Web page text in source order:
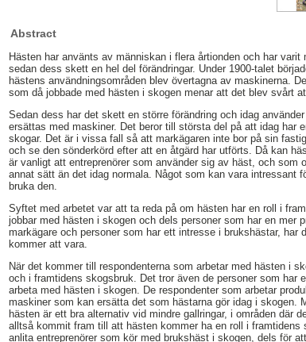
Abstract
Hästen har använts av människan i flera årtionden och har
sedan dess skett en hel del förändringar. Under 1900-talet
hästens användningsområden blev övertagna av maskinerna.
som då jobbade med hästen i skogen menar att det blev svårt
Sedan dess har det skett en större förändring och idag
ersättas med maskiner. Det beror till största del på att idag har
skogar. Det är i vissa fall så att markägaren inte bor på sin
och se den sönderkörd efter att en åtgärd har utförts. Då kan
är vanligt att entreprenörer som använder sig av häst, och
annat sätt än det idag normala. Något som kan vara intressant
bruka den.
Syftet med arbetet var att ta reda på om hästen har en roll i
jobbar med hästen i skogen och dels personer som har en
markägare och personer som har ett intresse i brukshästar,
kommer att vara.
När det kommer till respondenterna som arbetar med hästen i
och i framtidens skogsbruk. Det tror även de personer som
arbeta med hästen i skogen. De respondenter som arbetar
maskiner som kan ersätta det som hästarna gör idag i
hästen är ett bra alternativ vid mindre gallringar, i områden där
alltså kommit fram till att hästen kommer ha en roll i
anlita entreprenörer som kör med brukshäst i skogen, dels för